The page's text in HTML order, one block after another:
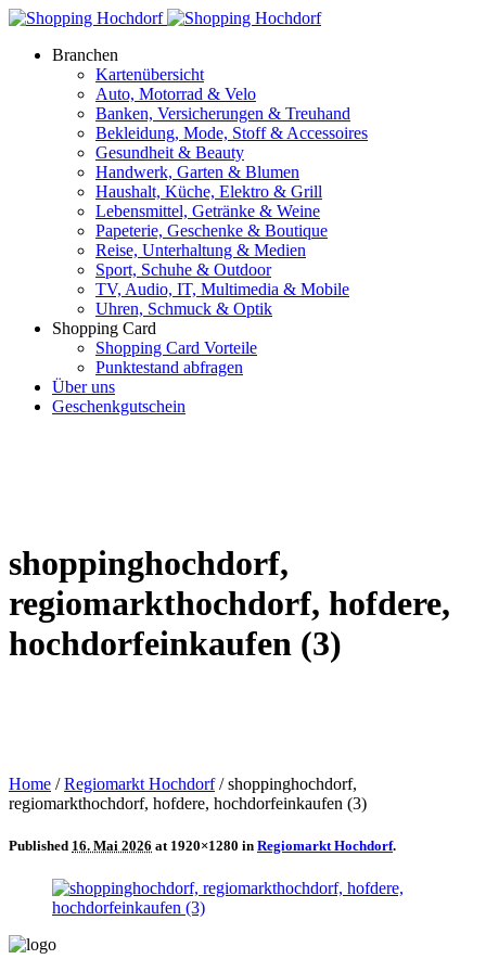
Branchen
Kartenübersicht
Auto, Motorrad & Velo
Banken, Versicherungen & Treuhand
Bekleidung, Mode, Stoff & Accessoires
Gesundheit & Beauty
Handwerk, Garten & Blumen
Haushalt, Küche, Elektro & Grill
Lebensmittel, Getränke & Weine
Papeterie, Geschenke & Boutique
Reise, Unterhaltung & Medien
Sport, Schuhe & Outdoor
TV, Audio, IT, Multimedia & Mobile
Uhren, Schmuck & Optik
Shopping Card
Shopping Card Vorteile
Punktestand abfragen
Über uns
Geschenkgutschein
shoppinghochdorf,
regiomarkthochdorf, hofdere,
hochdorfeinkaufen (3)
Home /Regiomarkt Hochdorf /shoppinghochdorf,
regiomarkthochdorf, hofdere, hochdorfeinkaufen (3)
Published 16. Mai 2026 at 1920×1280 in Regiomarkt Hochdorf.